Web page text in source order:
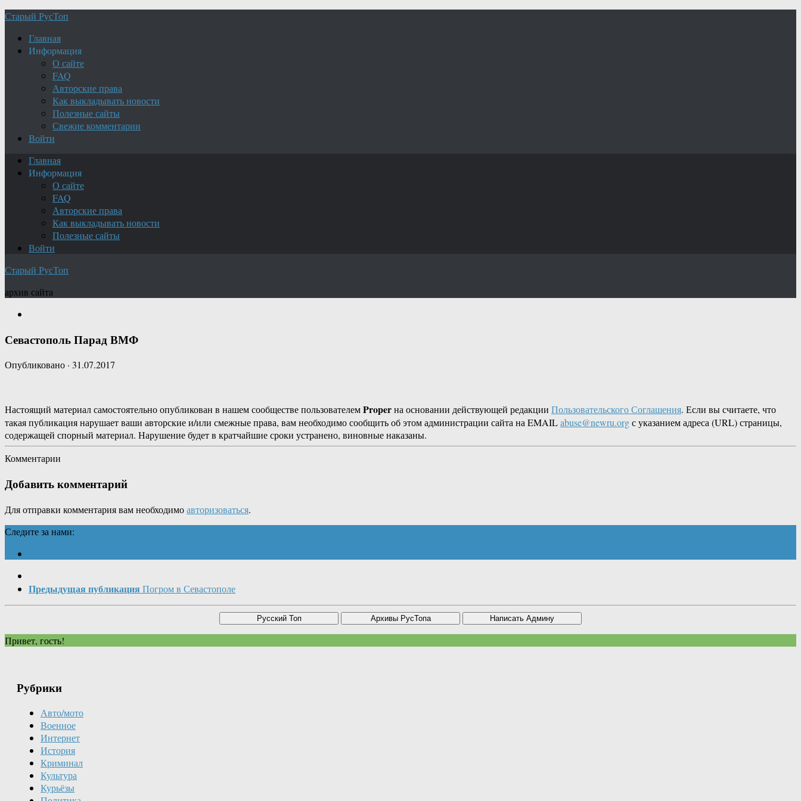
Старый РусТоп
Главная
Информация
О сайте
FAQ
Авторские права
Как выкладывать новости
Полезные сайты
Свежие комментарии
Войти
Главная
Информация
О сайте
FAQ
Авторские права
Как выкладывать новости
Полезные сайты
Войти
Старый РусТоп
архив сайта
Севастополь Парад ВМФ
Опубликовано · 31.07.2017
Настоящий материал самостоятельно опубликован в нашем сообществе пользователемProperна основании действующей редакции Пользовательского Соглашения. Если вы считаете, что
такая публикация нарушает ваши авторские и/или смежные права, вам необходимо сообщить об этом администрации сайта на EMAILabuse@newru.orgс указанием адреса (URL) страницы,
содержащей спорный материал. Нарушение будет в кратчайшие сроки устранено, виновные наказаны.
Комментарии
Добавить комментарий
Для отправки комментария вам необходимоавторизоваться.
Следите за нами:
Предыдущая публикация Погром в Севастополе
Привет, гость!
Рубрики
Авто/мото
Военное
Интернет
История
Криминал
Культура
Курьёзы